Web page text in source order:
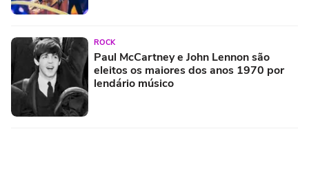
ROCK
Paul McCartney e John Lennon são
eleitos os maiores dos anos 1970 por
lendário músico